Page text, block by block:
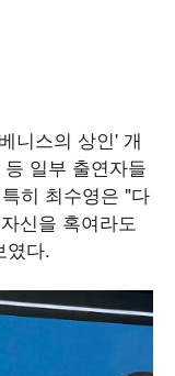
니스의 상인' 개
일부 출연자들
히 최수영은 "다
신을 혹여라도
였다.